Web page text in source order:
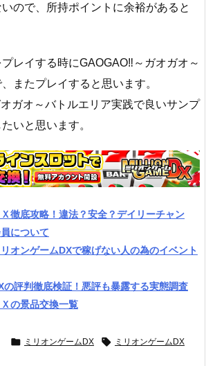
ので、所持ポイントに余裕があると
レイする時にGAOGAO‼～ガオガオ～
またプレイすると思います。
ガオ～バトルエリア実践で良いサンプ
いと思います。
徹底攻略！違法？安全？デイリーチャン
について
オンゲームDXで稼げない人の為のイベント
の評判徹底検証！悪評も暴露する実態調査
の景品交換一覧
 ミリオンゲームDX  ミリオンゲームDX